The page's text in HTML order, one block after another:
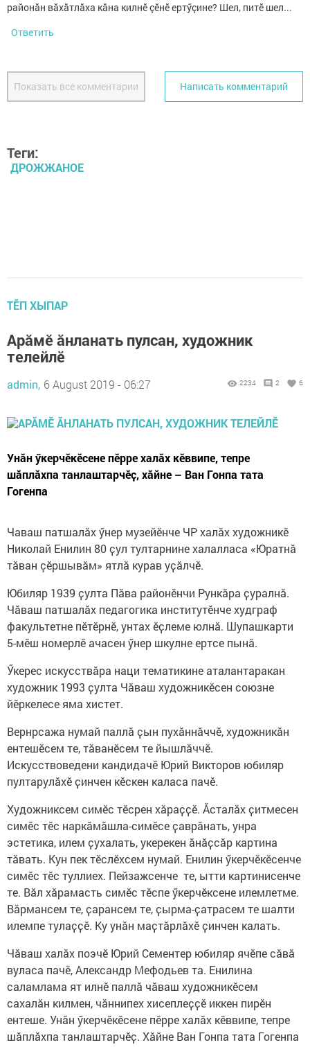
районăн вăхăтлăха кăна килнӗ çӗнӗ ертӳçине? Шел, питӗ шел...
Ответить
Показать все комментарии Написать комментарий
Теги:
ДРОЖЖАНОЕ
ТӖП ХЫПАР
Арӑмӗ ӑнланать пулсан, художник
телейлӗ
admin, 6 August 2019 - 06:27 2234 2 6
Унӑн ӳкерчӗкӗсене пӗрре халӑх кӗввипе, тепре
шӑплӑхпа танлаштарчӗҫ, хӑйне – Ван Гонпа тата
Гогенпа
Чаваш патшалӑх ӳнер музейӗнче ЧР халӑх художникӗ
Николай Енилин 80 ҫул тултарнине халалласа «Юратнă
тăван çĕршывăм» ятлӑ курав уҫӑлчӗ.
Юбиляр 1939 ҫулта Пӑва районӗнчи Рункӑра ҫуралнӑ.
Чӑваш патшалӑх педагогика институтӗнче худграф
факультетне пӗтӗрнӗ, унтах ӗҫлеме юлнӑ. Шупашкарти
5-мӗш номерлӗ ачасен ӳнер шкулне ертсе пынӑ.
Ӳкерес искусствӑра наци тематикине аталантаракан
художник 1993 ҫулта Чӑваш художникӗсен союзне
йӗркелесе яма хистет.
Вернрсажа нумай паллӑ ҫын пухӑннӑччӗ, художникӑн
ентешӗсем те, тӑванӗсем те йышлӑччӗ.
Искусствоведени кандидачӗ Юрий Викторов юбиляр
пултарулӑхӗ ҫинчен кӗскен каласа пачӗ.
Художниксем симӗс тӗсрен хӑраҫҫӗ. Ӑсталӑх ҫитмесен
симӗс тӗс наркӑмӑшла-симӗсе ҫаврӑнать, унра
эстетика, илем ҫухалать, укерекен ӑнӑҫсӑр картина
тӑвать. Кун пек тӗслӗхсем нумай. Енилин ӳкерчӗкӗсенче
симӗс тӗс туллиех. Пейзажсенче те, ытти картинисенче
те. Вӑл хӑрамасть симӗс тӗспе ӳкерчӗксене илемлетме.
Вӑрмансем те, ҫарансем те, ҫырма-ҫатрасем те шалти
илемпе тулаҫҫӗ. Ку унӑн маҫтӑрлӑхӗ ҫинчен калать.
Чӑваш халӑх поэчӗ Юрий Сементер юбиляр ячӗпе сӑвӑ
вуласа пачӗ, Александр Мефодьев та. Енилина
саламлама ят илнӗ паллӑ чӑваш художникӗсем
сахалӑн килмен, чӑннипех хисеплеҫҫӗ иккен пирӗн
ентеше. Унӑн ӳкерчӗкӗсене пӗрре халӑх кӗввипе, тепре
шӑплӑхпа танлаштарчӗҫ. Хӑйне Ван Гонпа тата Гогенпа